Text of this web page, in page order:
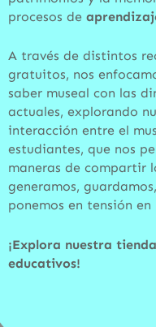
procesos de
A través de distintos
gratuitos, nos
saber museal con las
actuales, explorando
interacción entre el
estudiantes, que nos
maneras de compartir
generamos,
ponemos en tensión en
¡Explora nuestra
educativos!